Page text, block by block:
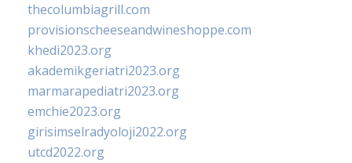
thecolumbiagrill.com
provisionscheeseandwineshoppe.com
khedi2023.org
akademikgeriatri2023.org
marmarapediatri2023.org
emchie2023.org
girisimselradyoloji2022.org
utcd2022.org